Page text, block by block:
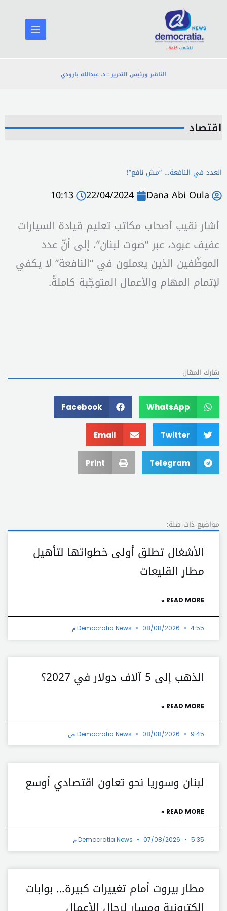
المحتوى
الناشر ورئيس التحرير : د. عبدالله بارودي
اقتصاد
العدد في النافعة… “مش نافع”!
Dana Abi Oula
22/04/2024
10:13
أشار نقيب أصحاب مكاتب تعليم قيادة السيارات
عفيف عبود، عبر “صوت لبنان”، إلى أنّ عدد
الموظّفين الذين يعملون في “النافعة” لا يكفي
لإتمام المهام والأعمال المتوجّبة كاملةً.
شارك المقال
WhatsApp
Facebook
Twitter
Email
Telegram
Print
مواضيع ذات صلة:
الأشغال تطلق أولى خطواتها لتأهيل
مطار القليعات
READ MORE »
Democratia News 08/08/2026 4:55 م
الذهب إلى 5 آلاف دولار في 2027؟
READ MORE »
Democratia News 08/08/2026 9:45 ص
لبنان وسوريا نحو تعاون اقتصادي أوسع
READ MORE »
Democratia News 07/08/2026 5:35 م
مطار بيروت أمام تغييرات كبيرة… بوابات